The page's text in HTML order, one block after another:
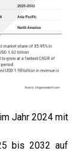
Jahr 2024 mit
bis 2032 auf